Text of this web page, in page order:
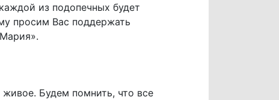
из подопечных будет
просим Вас поддержать
Будем помнить, что все